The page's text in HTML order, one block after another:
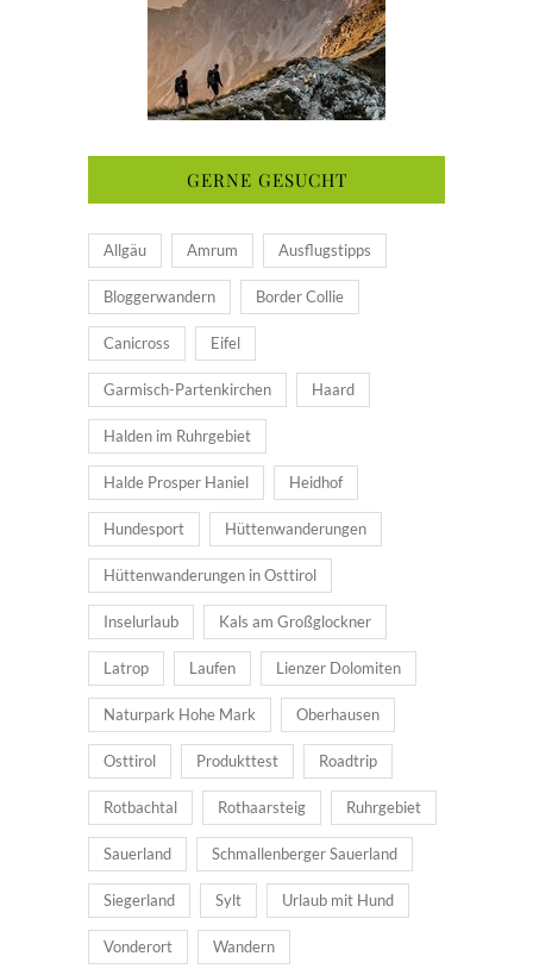
GERNE GESUCHT
Allgäu Amrum Ausflugstipps
Bloggerwandern Border Collie
Canicross Eifel
Garmisch-Partenkirchen Haard
Halden im Ruhrgebiet
Halde Prosper Haniel Heidhof
Hundesport Hüttenwanderungen
Hüttenwanderungen in Osttirol
Inselurlaub Kals am Großglockner
Latrop Laufen Lienzer Dolomiten
Naturpark Hohe Mark Oberhausen
Osttirol Produkttest Roadtrip
Rotbachtal Rothaarsteig Ruhrgebiet
Sauerland Schmallenberger Sauerland
Siegerland Sylt Urlaub mit Hund
Vonderort Wandern